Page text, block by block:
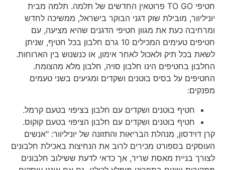
חטיפי TO GO פרוטאין החדשים של תלמה. תלמה מבית
יוניליוור, מובילת שוק דגני הבוקר בישראל, ממשיכה לחדש
ומרחיבה כעת את מגוון חטיפי הדגנים שהיא מציעה, עם
חטיפים טעימים המכילים 10 גרם חלבון בכל חטיף, שניתן
לשאת בכל תיק ולאכול לאחר אימון, או כנשנוש בין הארוחות.
החלבון בחטיפים הינו חלבון סויה, חלבון מלא מהצומח.
החטיפים על בסיס בוטנים ושקדים ומגיעים בשני טעמים
מפנקים:
חטיף בוטנים ושקדים עם חלבון בציפוי בטעם קרמל.
חטיף בוטנים ושקדים עם חלבון הציפוי בטעם קוקוס.
קרן דוידסון, מנהלת הבריאות והתזונה של יוניליוור: "אנשים
העוסקים בספורט מכירים לרוב את הנחיצות באכילת חלבונים
לצורך בניית מאסת שריר, אך כדאי לדעת ששילוב חלבונים